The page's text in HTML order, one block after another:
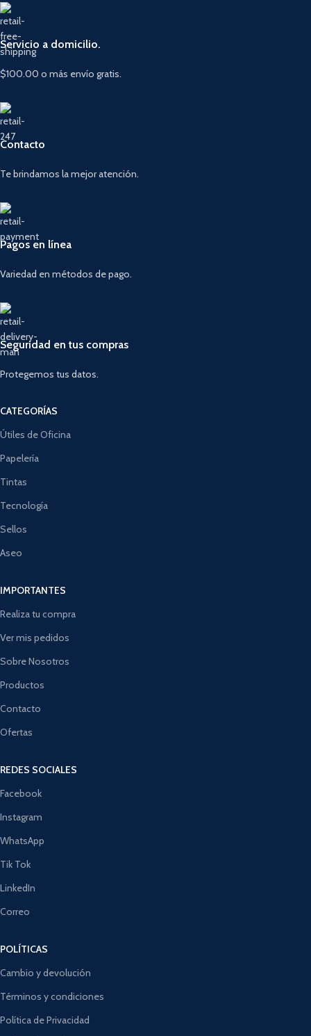
Servicio a domicilio.
$100.00 o más envío gratis.
Contacto
Te brindamos la mejor atención.
Pagos en línea
Variedad en métodos de pago.
Seguridad en tus compras
Protegemos tus datos.
CATEGORÍAS
Útiles de Oficina
Papelería
Tintas
Tecnología
Sellos
Aseo
IMPORTANTES
Realiza tu compra
Ver mis pedidos
Sobre Nosotros
Productos
Contacto
Ofertas
REDES SOCIALES
Facebook
Instagram
WhatsApp
Tik Tok
LinkedIn
Correo
POLÍTICAS
Cambio y devolución
Términos y condiciones
Política de Privacidad